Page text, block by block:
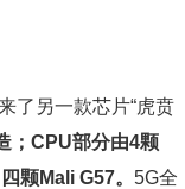
了另一款芯片“虎贲
；CPU部分由4颗
颗Mali G57。5G全